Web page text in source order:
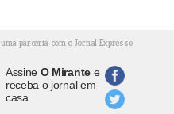
uma parceria com o Jornal Expresso
Assine O Mirantee
receba o jornal em
casa